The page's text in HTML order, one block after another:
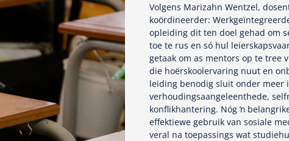
Volgens Marizahn Wentzel,
koördineerder:
opleiding dit ten doel gehad om
toe te rus en só hul
getaak om as mentors op te tree
die hoërskoolervaring nuut en
leiding benodig sluit onder meer
verhoudingsaangeleenthede,
konflikhantering. Nóg ŉ
effektiewe gebruik van sosiale
veral na toepassings wat